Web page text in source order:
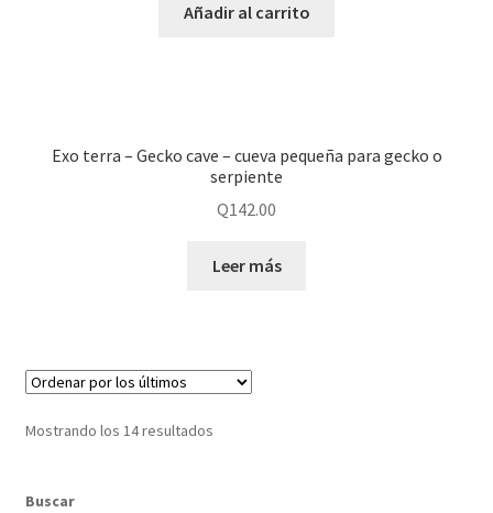
Añadir al carrito
Exo terra – Gecko cave – cueva pequeña para gecko o
serpiente
Q142.00
Leer más
Mostrando los 14 resultados
Buscar